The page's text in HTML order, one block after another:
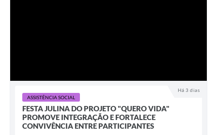
Há 3 dias
ASSISTÊNCIA SOCIAL
FESTA JULINA DO PROJETO "QUERO VIDA"
PROMOVE INTEGRAÇÃO E FORTALECE
CONVIVÊNCIA ENTRE PARTICIPANTES